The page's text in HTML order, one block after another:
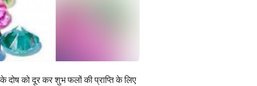
दोष को दूर कर शुभ फलों की प्राप्ति के लिए